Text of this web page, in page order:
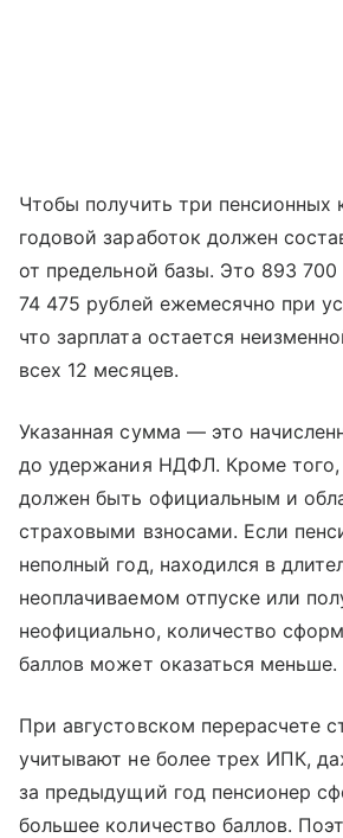
Чтобы получить три пенсионных
годовой заработок должен
от предельной базы. Это 893 700
74 475 рублей ежемесячно при
что зарплата остается
всех 12 месяцев.
Указанная сумма — это
до удержания НДФЛ. Кроме того,
должен быть официальным и
страховыми взносами. Если
неполный год, находился в
неоплачиваемом отпуске или
неофициально, количество
баллов может оказаться меньше.
При августовском перерасчете
учитывают не более трех ИПК,
за предыдущий год пенсионер
большее количество баллов.